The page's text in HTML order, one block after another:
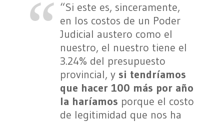
“Si este es, sinceramente,
en los costos de un Poder
Judicial austero como el
nuestro, el nuestro tiene el
3.24% del presupuesto
provincial, y si tendríamos
que hacer 100 más por año
la haríamos porque el costo
de legitimidad que nos ha